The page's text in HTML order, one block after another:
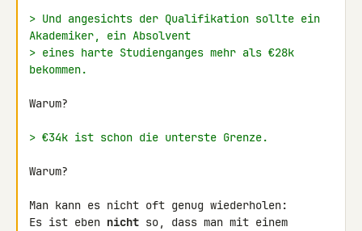
> Und angesichts der Qualifikation sollte ein
Akademiker, ein Absolvent
> eines harte Studienganges mehr als €28k
bekommen.
Warum?
> €34k ist schon die unterste Grenze.
Warum?
Man kann es nicht oft genug wiederholen:
Es ist eben nicht so, dass man mit einem